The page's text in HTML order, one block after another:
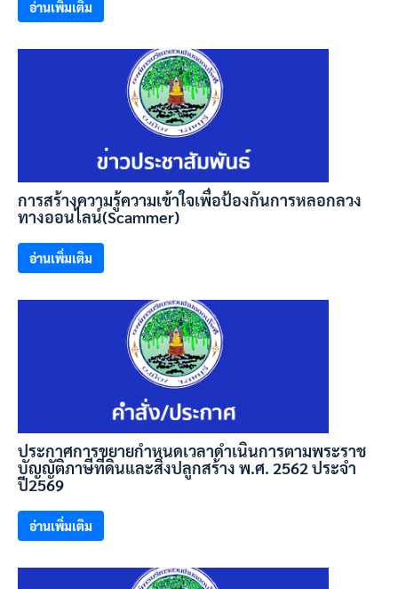
อ่านเพิ่มเติม
การสร้างความรู้ความเข้าใจเพื่อป้องกันการหลอกลวง
ทางออนไลน์(Scammer)
อ่านเพิ่มเติม
ประกาศการขยายกำหนดเวลาดำเนินการตามพระราช
บัญญัติภาษีที่ดินและสิ่งปลูกสร้าง พ.ศ. 2562 ประจำ
ปี2569
อ่านเพิ่มเติม